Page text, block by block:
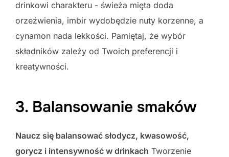
drinkowi charakteru - świeża mięta doda
orzeźwienia, imbir wydobędzie nuty korzenne, a
cynamon nada lekkości. Pamiętaj, że wybór
składników zależy od Twoich preferencji i
kreatywności.
3. Balansowanie smaków
Naucz się balansować słodycz, kwasowość,
gorycz i intensywność w drinkach Tworzenie